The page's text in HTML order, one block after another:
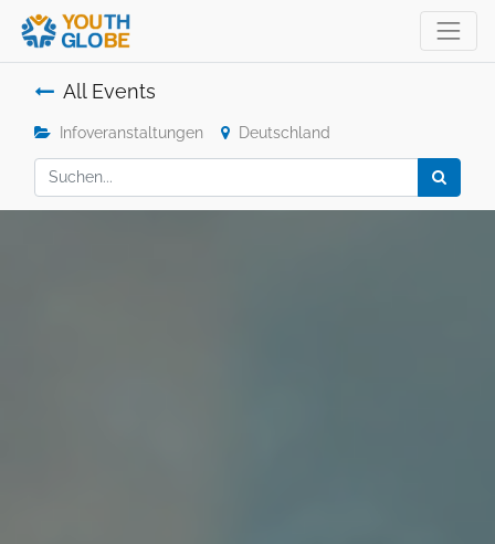
All Events
Infoveranstaltungen Deutschland